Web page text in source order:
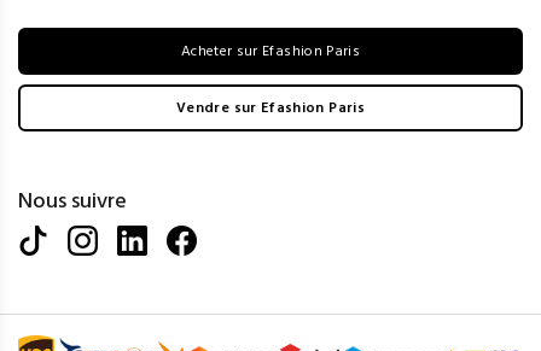
Acheter sur Efashion Paris
Vendre sur Efashion Paris
Nous suivre